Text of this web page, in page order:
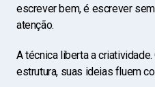
escrever bem, é escrever
atenção.
A técnica liberta a
estrutura, suas ideias fluem